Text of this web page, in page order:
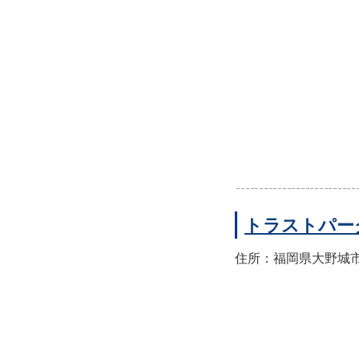
トラストパ
住所：福岡県大野城